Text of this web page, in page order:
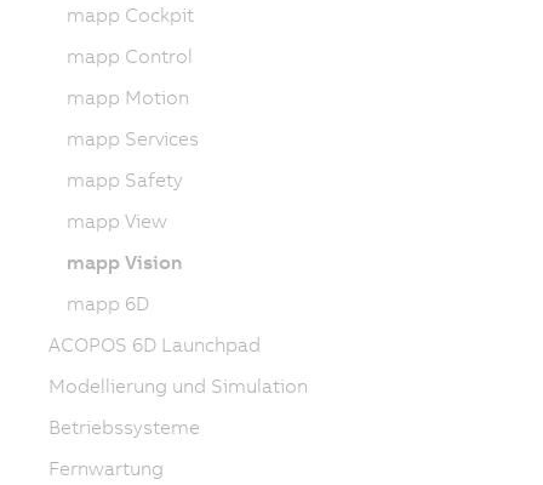
mapp Cockpit
mapp Control
mapp Motion
mapp Services
mapp Safety
mapp View
mapp Vision
mapp 6D
ACOPOS 6D Launchpad
Modellierung und Simulation
Betriebssysteme
Fernwartung